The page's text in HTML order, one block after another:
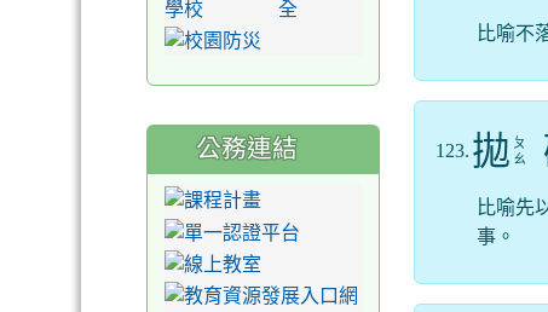
比喻不
123. 拋 ㄆ
ㄠ
比喻先
事。
公務連結